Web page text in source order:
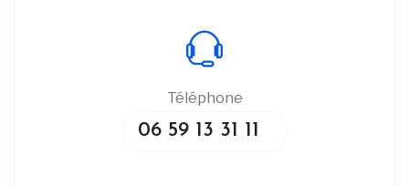
Téléphone
06 59 13 31 11